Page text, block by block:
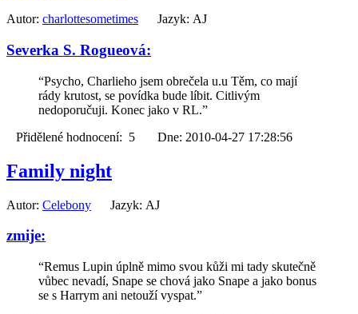
Autor: charlottesometimes Jazyk: AJ
Severka S. Rogueová:
“Psycho, Charlieho jsem obrečela u.u Těm, co mají
rády krutost, se povídka bude líbit. Citlivým
nedoporučuji. Konec jako v RL.”
Přidělené hodnocení: 5 Dne: 2010-04-27 17:28:56
Family night
Autor: Celebony Jazyk: AJ
zmije:
“Remus Lupin úplně mimo svou kůži mi tady skutečně
vůbec nevadí, Snape se chová jako Snape a jako bonus
se s Harrym ani netouží vyspat.”